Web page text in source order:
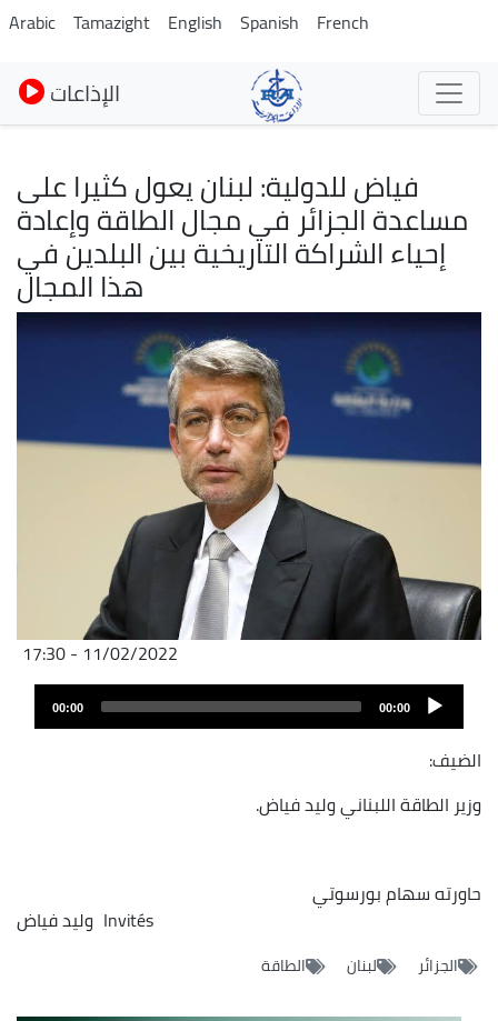
Skip
to
main
content
Arabic Tamazight English Spanish French
الإذاعات
فياض للدولية: لبنان يعول كثيرا على
مساعدة الجزائر في مجال الطاقة وإعادة
إحياء الشراكة التاريخية بين البلدين في
هذا المجال
Image
11/02/2022 - 17:30
00:00
00:00
الضيف:
وزير الطاقة اللبناني وليد فياض.
حاورته سهام بورسوتي
Invités وليد فياض
الجزائر لبنان الطاقة